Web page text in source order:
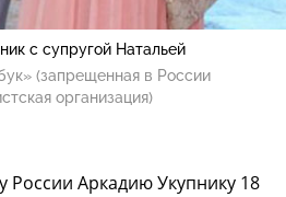
с супругой Натальей
(запрещенная в России
организация)
России Аркадию Укупнику 18